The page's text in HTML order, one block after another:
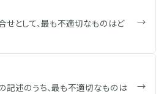
として、最も不適切なものはど
→
記述のうち、最も不適切なものは
→